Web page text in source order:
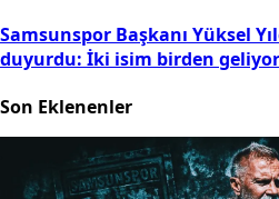
Samsunspor Başkanı Yüksel
duyurdu: İki isim birden geliyor
Son Eklenenler